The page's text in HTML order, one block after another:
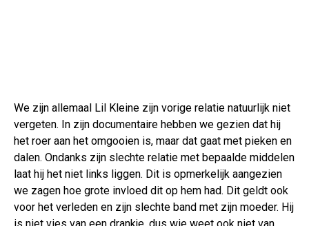
We zijn allemaal Lil Kleine zijn vorige relatie natuurlijk niet
vergeten. In zijn documentaire hebben we gezien dat hij
het roer aan het omgooien is, maar dat gaat met pieken en
dalen. Ondanks zijn slechte relatie met bepaalde middelen
laat hij het niet links liggen. Dit is opmerkelijk aangezien
we zagen hoe grote invloed dit op hem had. Dit geldt ook
voor het verleden en zijn slechte band met zijn moeder. Hij